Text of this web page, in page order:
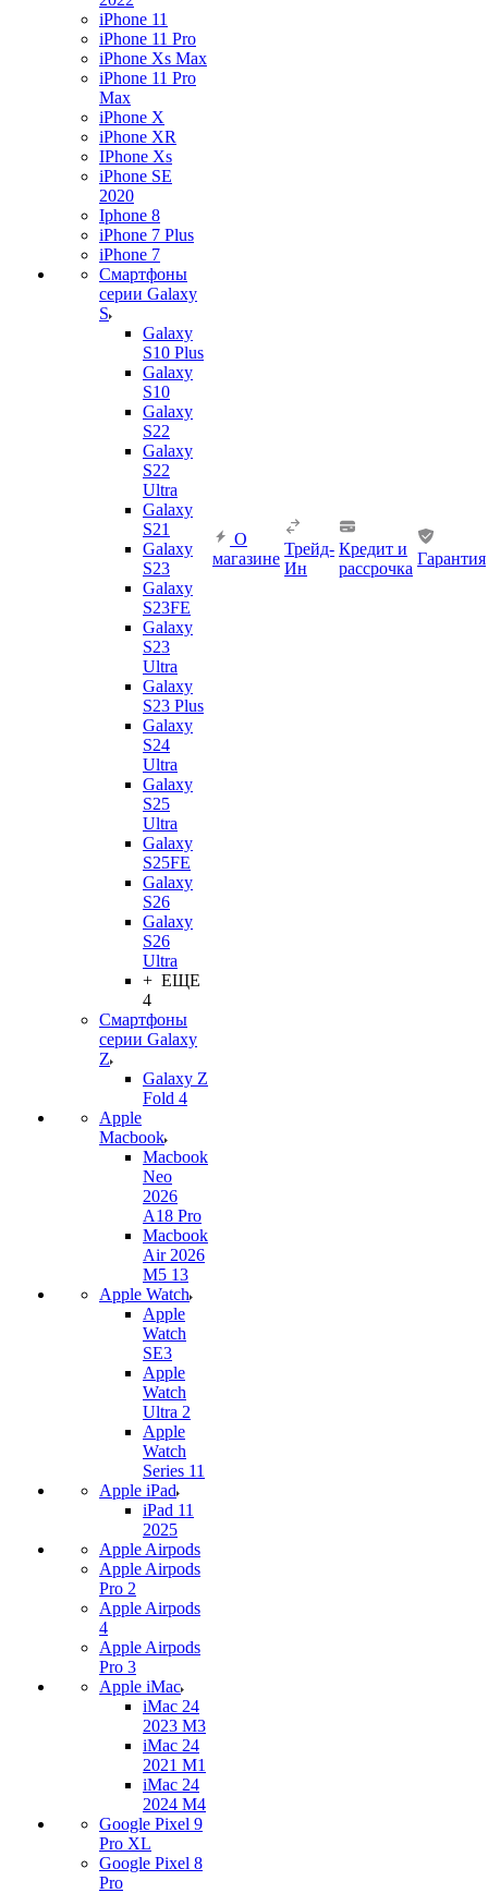
iPhone 11
iPhone 11 Pro
iPhone Xs Max
iPhone 11 Pro
Max
iPhone X
iPhone XR
IPhone Xs
iPhone SE
2020
Iphone 8
iPhone 7 Plus
iPhone 7
Смартфоны
серии Galaxy
S
Galaxy
S10 Plus
Galaxy
S10
Galaxy
S22
Galaxy
S22
Ultra
Galaxy
S21
Galaxy
S23
Galaxy
S23FE
Galaxy
S23
Ultra
Galaxy
S23 Plus
Galaxy
S24
Ultra
Galaxy
S25
Ultra
Galaxy
S25FE
Galaxy
S26
Galaxy
S26
Ultra
+ ЕЩЕ
4
Смартфоны
серии Galaxy
Z
Galaxy Z
Fold 4
Apple
Macbook
Macbook
Neo
2026
A18 Pro
Macbook
Air 2026
M5 13
Apple Watch
Apple
Watch
SE3
Apple
Watch
Ultra 2
Apple
Watch
Series 11
Apple iPad
iPad 11
2025
Apple Airpods
Apple Airpods
Pro 2
Apple Airpods
4
Apple Airpods
Pro 3
Apple iMac
iMac 24
2023 M3
iMac 24
2021 M1
iMac 24
2024 M4
Google Pixel 9
Pro XL
Google Pixel 8
Pro
О
магазине
Трейд-
Ин
Кредит и
рассрочка
Гарантия